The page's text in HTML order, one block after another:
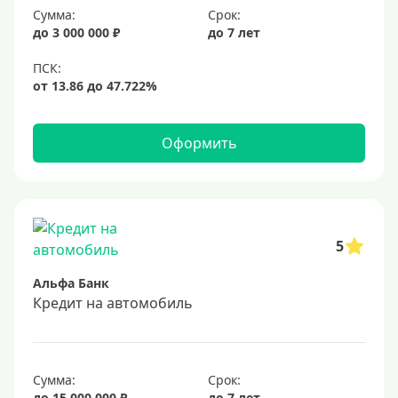
В долларах США
В евро
Заемщики
Для бюджетников и госслужащих
Иностранным гражданам
Безработным
Сумма:
до 3 000 000 ₽
Срок:
до 7 лет
Оформить
5
Альфа Банк
Кредит на автомобиль
Сумма:
Срок: